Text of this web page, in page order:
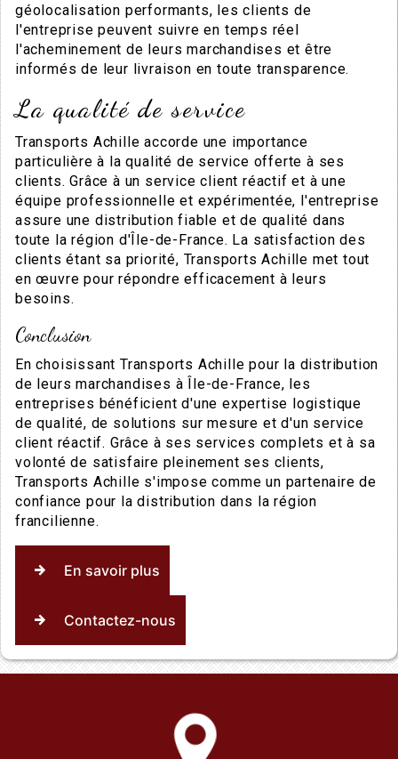
géolocalisation performants, les clients de
l'entreprise peuvent suivre en temps réel
l'acheminement de leurs marchandises et être
informés de leur livraison en toute transparence.
La qualité de service
Transports Achille accorde une importance
particulière à la qualité de service offerte à ses
clients. Grâce à un service client réactif et à une
équipe professionnelle et expérimentée, l'entreprise
assure une distribution fiable et de qualité dans
toute la région d'Île-de-France. La satisfaction des
clients étant sa priorité, Transports Achille met tout
en œuvre pour répondre efficacement à leurs
besoins.
Conclusion
En choisissant Transports Achille pour la distribution
de leurs marchandises à Île-de-France, les
entreprises bénéficient d'une expertise logistique
de qualité, de solutions sur mesure et d'un service
client réactif. Grâce à ses services complets et à sa
volonté de satisfaire pleinement ses clients,
Transports Achille s'impose comme un partenaire de
confiance pour la distribution dans la région
francilienne.
En savoir plus
Contactez-nous